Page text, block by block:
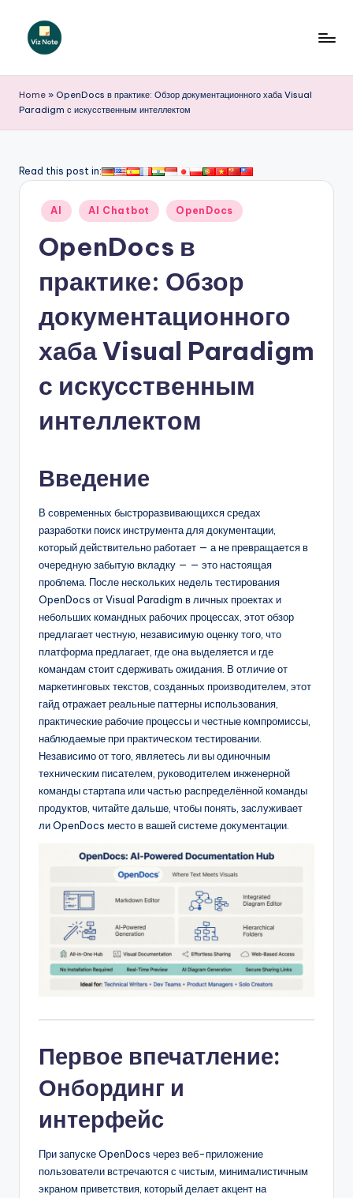
Перейти
iz
N
t
si
&
S
o
w
U
Home » OpenDocs в практике: Обзор документационного хаба Visual
Paradigm с искусственным интеллектом
Read this post in:
Опубликовано
AI AI Chatbot OpenDocs
OpenDocs в
практике: Обзор
документационного
хаба Visual Paradigm
с искусственным
интеллектом
Введение
В современных быстроразвивающихся средах
разработки поиск инструмента для документации,
который действительно работает — а не превращается в
очередную забытую вкладку — — это настоящая
проблема. После нескольких недель тестирования
OpenDocs от Visual Paradigm в личных проектах и
небольших командных рабочих процессах, этот обзор
предлагает честную, независимую оценку того, что
платформа предлагает, где она выделяется и где
командам стоит сдерживать ожидания. В отличие от
маркетинговых текстов, созданных производителем, этот
гайд отражает реальные паттерны использования,
практические рабочие процессы и честные компромиссы,
наблюдаемые при практическом тестировании.
Независимо от того, являетесь ли вы одиночным
техническим писателем, руководителем инженерной
команды стартапа или частью распределённой команды
продуктов, читайте дальше, чтобы понять, заслуживает
ли OpenDocs место в вашей системе документации.
Первое впечатление:
Онбординг и
интерфейс
При запуске OpenDocs через веб-приложение
пользователи встречаются с чистым, минималистичным
экраном приветствия, который делает акцент на